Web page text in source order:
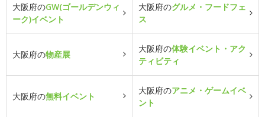
大阪府のGW(ゴールデンウィ
ーク)イベント
大阪府のグルメ・フードフェ
ス
大阪府の物産展
大阪府の体験イベント・アク
ティビティ
大阪府の無料イベント
大阪府のアニメ・ゲームイベ
ント